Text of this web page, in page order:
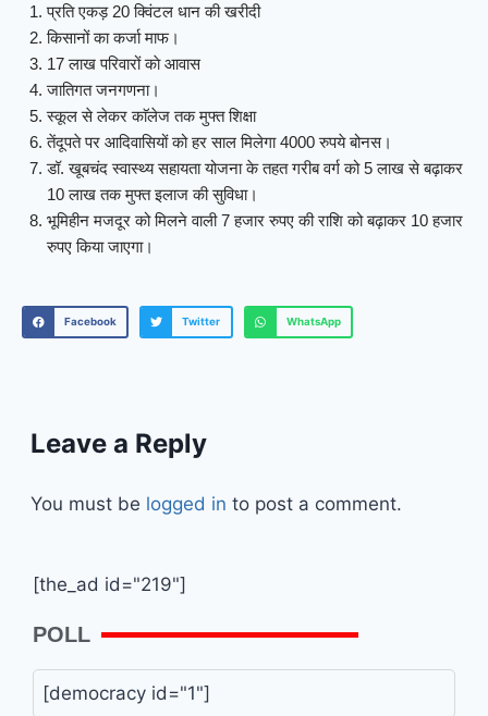
प्रति एकड़ 20 क्विंटल धान की खरीदी
किसानों का कर्जा माफ।
17 लाख परिवारों काे आवास
जातिगत जनगणना।
स्कूल से लेकर काॅलेज तक मुफ्त शिक्षा
तेंदूपते पर आदिवासियों को हर साल मिलेगा 4000 रुपये बोनस।
डॉ. खूबचंद स्वास्थ्य सहायता योजना के तहत गरीब वर्ग को 5 लाख से बढ़ाकर
10 लाख तक मुफ्त इलाज की सुविधा।
भूमिहीन मजदूर को मिलने वाली 7 हजार रुपए की राशि को बढ़ाकर 10 हजार
रुपए किया जाएगा।
Facebook Twitter WhatsApp
Leave a Reply
You must be logged in to post a comment.
[the_ad id="219"]
POLL
[democracy id="1"]